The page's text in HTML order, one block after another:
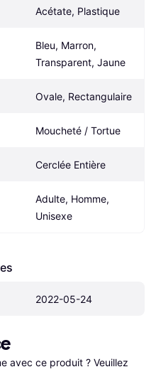
Acétate, Plastique
Bleu, Marron,
Transparent, Jaune
Ovale, Rectangulaire
Moucheté / Tortue
Cerclée Entière
Adulte, Homme,
Unisexe
2022-05-24
avec ce produit ? Veuillez